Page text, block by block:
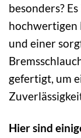
besonders?
hochwertigen
und einer
gefertigt, um
Hier sind